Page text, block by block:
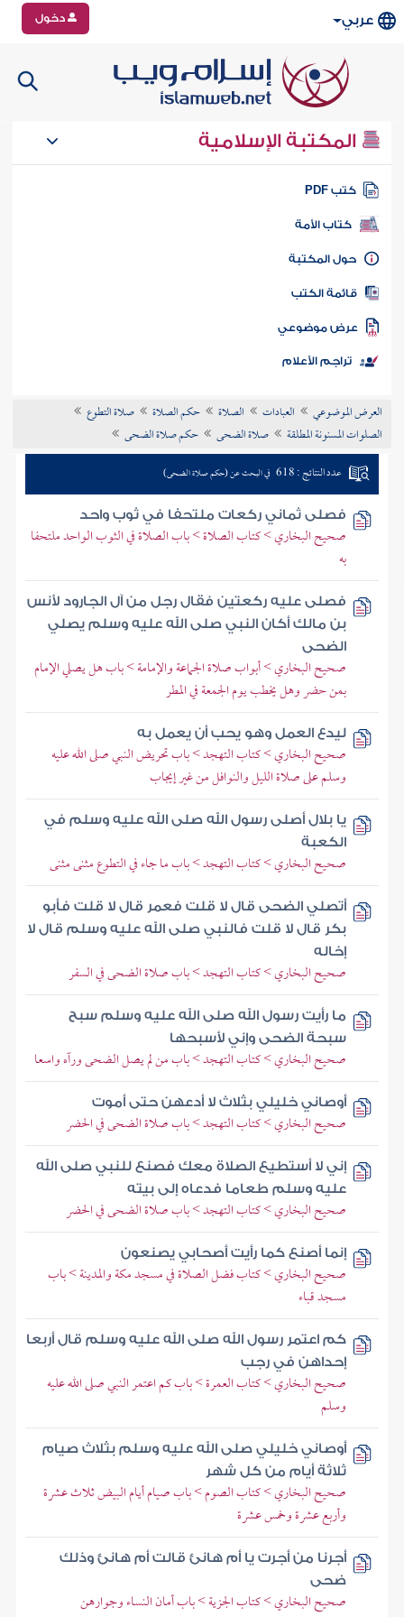
عربي دخول
المكتبة الإسلامية
كتب PDF
كتاب الأمة
المكتبة
الكتب
موضوعي
تراجم الأعلام
العرض الموضوعي العبادات الصلاة حكم الصلاة
صلاة التطوع
الصلوات المسنونة المطلقة
صلاة الضحى حكم صلاة الضحى
عدد النتائج : 618 في البحث عن (حكم صلاة الضحى)
فصلى ثماني ركعات ملتحفا في ثوب واحد
صحيح البخاري > كتاب الصلاة > باب الصلاة في الثوب الواحد ملتحفا
به
فصلى عليه ركعتين فقال رجل من آل الجارود لأنس
بن مالك أكان النبي صلى الله عليه وسلم يصلي
الضحى
صحيح البخاري > أبواب صلاة الجماعة والإمامة > باب هل يصلي الإمام
بمن حضر وهل يخطب يوم الجمعة في المطر
ليدع العمل وهو يحب أن يعمل به
صحيح البخاري > كتاب التهجد > باب تحريض النبي صلى الله عليه
وسلم على صلاة الليل والنوافل من غير إيجاب
يا بلال أصلى رسول الله صلى الله عليه وسلم في
الكعبة
صحيح البخاري > كتاب التهجد > باب ما جاء في التطوع مثنى مثنى
أتصلي الضحى قال لا قلت فعمر قال لا قلت فأبو
بكر قال لا قلت فالنبي صلى الله عليه وسلم قال لا
إخاله
صحيح البخاري > كتاب التهجد > باب صلاة الضحى في السفر
ما رأيت رسول الله صلى الله عليه وسلم سبح
سبحة الضحى وإني لأسبحها
صحيح البخاري > كتاب التهجد > باب من لم يصل الضحى ورآه واسعا
أوصاني خليلي بثلاث لا أدعهن حتى أموت
صحيح البخاري > كتاب التهجد > باب صلاة الضحى في الحضر
إني لا أستطيع الصلاة معك فصنع للنبي صلى الله
عليه وسلم طعاما فدعاه إلى بيته
صحيح البخاري > كتاب التهجد > باب صلاة الضحى في الحضر
إنما أصنع كما رأيت أصحابي يصنعون
صحيح البخاري > كتاب فضل الصلاة في مسجد مكة والمدينة > باب
مسجد قباء
كم اعتمر رسول الله صلى الله عليه وسلم قال أربعا
إحداهن في رجب
صحيح البخاري > كتاب العمرة > باب كم اعتمر النبي صلى الله عليه
وسلم
أوصاني خليلي صلى الله عليه وسلم بثلاث صيام
ثلاثة أيام من كل شهر
صحيح البخاري > كتاب الصوم > باب صيام أيام البيض ثلاث عشرة
وأربع عشرة وخمس عشرة
أجرنا من أجرت يا أم هانئ قالت أم هانئ وذلك
ضحى
صحيح البخاري > كتاب الجزية > باب أمان النساء وجوارهن